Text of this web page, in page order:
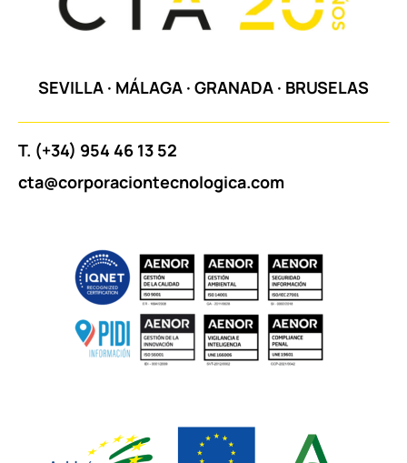
SEVILLA · MÁLAGA · GRANADA · BRUSELAS
T. (+34) 954 46 13 52
cta@corporaciontecnologica.com